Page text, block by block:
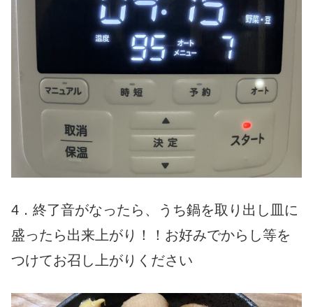
4．終了音がなったら、うち鍋を取り出し皿に
盛ったら出来上がり！！お好みでからし等を
つけてお召し上がりください